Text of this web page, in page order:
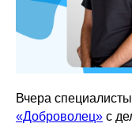
Вчера специалисты
«Доброволец» с